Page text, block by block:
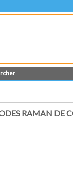
RAMAN DE